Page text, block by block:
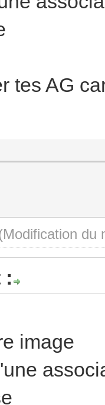
tes AG
du
:
image